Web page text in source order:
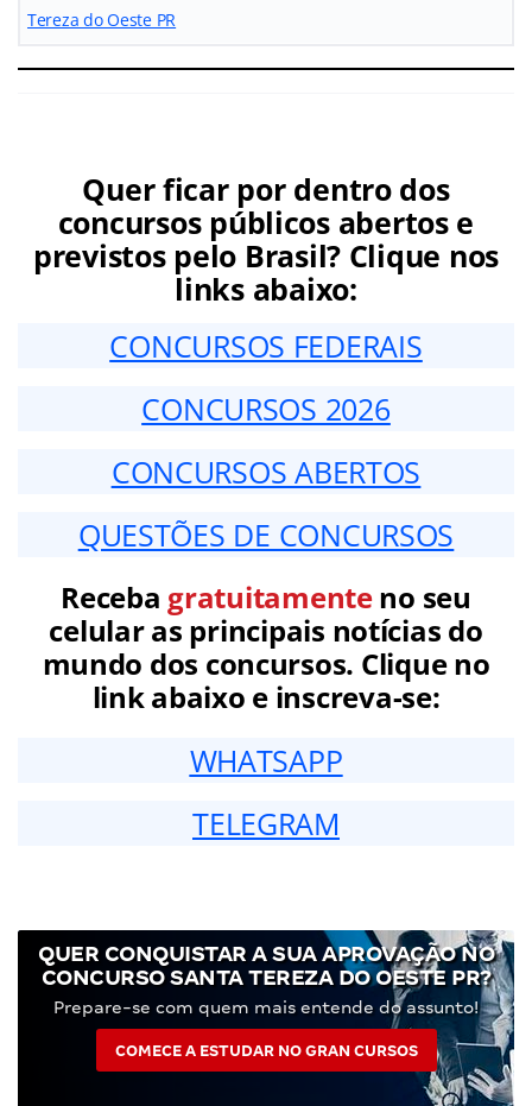
Tereza do Oeste PR
Quer ficar por dentro dos
concursos públicos abertos e
previstos pelo Brasil? Clique nos
links abaixo:
CONCURSOS FEDERAIS
CONCURSOS 2026
CONCURSOS ABERTOS
QUESTÕES DE CONCURSOS
Receba gratuitamenteno seu
celular as principais notícias do
mundo dos concursos. Clique no
link abaixo e inscreva-se:
WHATSAPP
TELEGRAM
QUER CONQUISTAR A SUA APROVAÇÃO NO
CONCURSO SANTA TEREZA DO OESTE PR?
Prepare-se com quem mais entende do assunto!
COMECE A ESTUDAR NO GRAN CURSOS